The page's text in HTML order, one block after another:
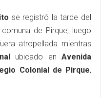
se registró la tarde del
de Pirque, luego
atropellada mientras
ubicado enAvenida
Colonial de Pirque,